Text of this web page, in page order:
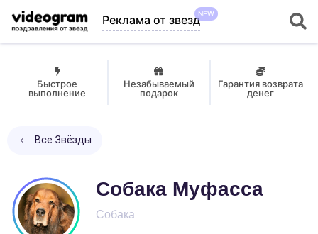
Реклама от звездNEW
Быстрое
выполнение
Незабываемый
подарок
Гарантия возврата
денег
Все Звёзды
Собака Муфасса
Собака